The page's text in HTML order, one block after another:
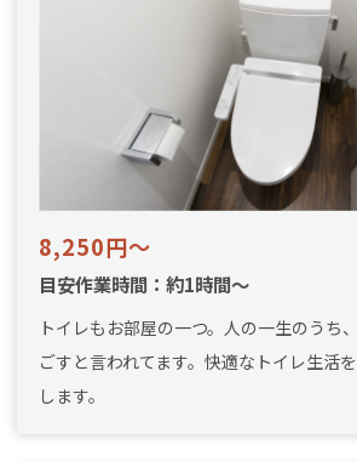
8,250円～
目安作業時間：約1時間～
トイレもお部屋の一つ。人の一生のうち
ごすと言われてます。快適なトイレ生活
します。